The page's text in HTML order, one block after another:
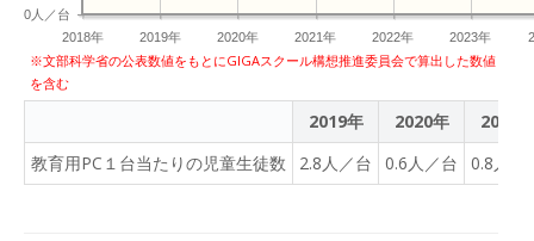
ら地域の誇る地元愛を学ん
だのかもしれません。
2018年 2019年 2020年 2021年 2022年 2023年
0人／台
※文部科学省の公表数値をもとにGIGAスクール構想推進委員会で算出した数値
を含む
2019年 2020年
2021年
教育用PC１台当たりの児童生徒数
2.8人／台 0.6人／台 0.8人／